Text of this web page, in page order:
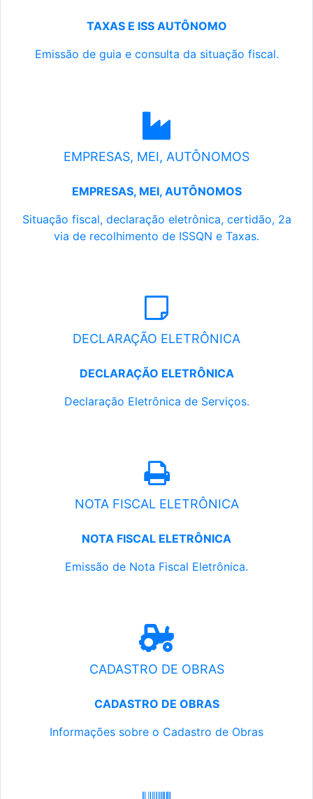
TAXAS E ISS AUTÔNOMO
Emissão de guia e consulta da situação fiscal.
EMPRESAS, MEI, AUTÔNOMOS
EMPRESAS, MEI, AUTÔNOMOS
Situação fiscal, declaração eletrônica, certidão, 2a
via de recolhimento de ISSQN e Taxas.
DECLARAÇÃO ELETRÔNICA
DECLARAÇÃO ELETRÔNICA
Declaração Eletrônica de Serviços.
NOTA FISCAL ELETRÔNICA
NOTA FISCAL ELETRÔNICA
Emissão de Nota Fiscal Eletrônica.
CADASTRO DE OBRAS
CADASTRO DE OBRAS
Informações sobre o Cadastro de Obras